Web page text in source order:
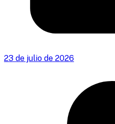
23 de julio de 2026